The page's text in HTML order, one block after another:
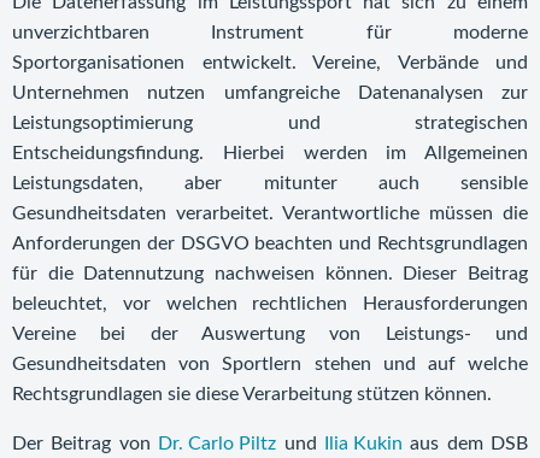
unverzichtbaren Instrument für moderne
Sportorganisationen entwickelt. Vereine, Verbände und
Unternehmen nutzen umfangreiche Datenanalysen zur
Leistungsoptimierung und strategischen
Entscheidungsfindung. Hierbei werden im Allgemeinen
Leistungsdaten, aber mitunter auch sensible
Gesundheitsdaten verarbeitet. Verantwortliche müssen die
Anforderungen der DSGVO beachten und Rechtsgrundlagen
für die Datennutzung nachweisen können. Dieser Beitrag
beleuchtet, vor welchen rechtlichen Herausforderungen
Vereine bei der Auswertung von Leistungs- und
Gesundheitsdaten von Sportlern stehen und auf welche
Rechtsgrundlagen sie diese Verarbeitung stützen können.
Der Beitrag von Dr. Carlo Piltz und Ilia Kukin aus dem DSB